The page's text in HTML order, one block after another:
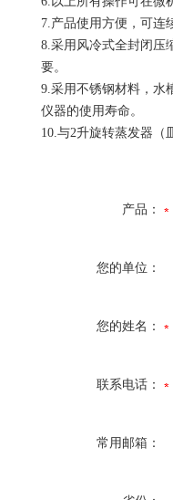
7.产品使用方便，可连
8.采用风冷式全封闭压
要。
9.采用不锈钢材料，水
仪器的使用寿命。
10.与2升旋转蒸发器
产品：
您的单位：
您的姓名：
联系电话：
常用邮箱：